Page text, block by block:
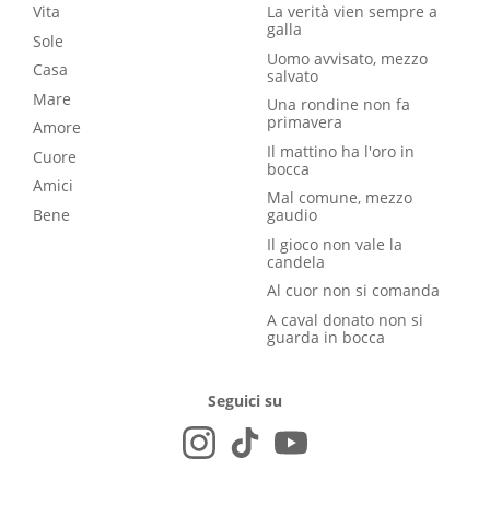
Vita
Sole
Casa
Mare
Amore
Cuore
Amici
Bene
La verità vien sempre a
galla
Uomo avvisato, mezzo
salvato
Una rondine non fa
primavera
Il mattino ha l'oro in
bocca
Mal comune, mezzo
gaudio
Il gioco non vale la
candela
Al cuor non si comanda
A caval donato non si
guarda in bocca
Seguici su